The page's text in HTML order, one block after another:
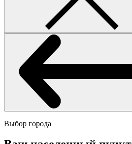
Выбор города